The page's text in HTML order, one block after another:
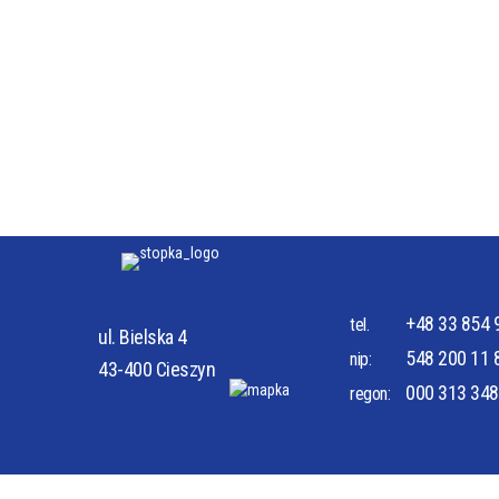
PORADNIA CHIRURGII OGÓLNEJ
ul. Bielska 4
43-400 Cieszyn
tel. +48 33 854
nip: 548 200 11
regon: 000 313 348